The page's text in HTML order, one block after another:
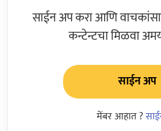
साईन अप करा आणि
कन्टेन्टचा मिळवा
साईन अप
मेंबर आहात ?